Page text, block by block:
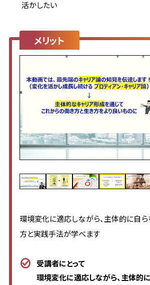
活かしたい
メリット
環境変化に適応しながら、主体的に自
方と実践手法が学べます
受講者にとって
環境変化に適応しながら、主体的